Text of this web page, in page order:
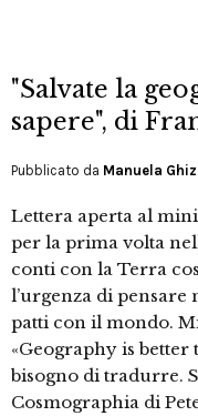
"Salvate la
sapere", di
Pubblicato da Manuela
Lettera aperta al
per la prima volta
conti con la Terra
l’urgenza di
patti con il mondo.
«Geography is
bisogno di tradurre.
Cosmographia di